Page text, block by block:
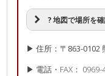
? 地図で場所を
▶ 住所：〒863-0102
▶ 電話・FAX： 0969-